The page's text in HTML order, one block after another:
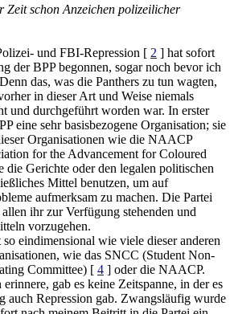
Zeit schon Anzeichen polizeilicher
und FBI-Repression [ 2 ] hat sofort
der BPP begonnen, sogar noch bevor ich
das, was die Panthers zu tun wagten,
in dieser Art und Weise niemals
und durchgeführt worden war. In erster
eine sehr basisbezogene Organisation; sie
Organisationen wie die NAACP
for the Advancement for Coloured
die Gerichte oder den legalen politischen
Mittel benutzen, um auf
aufmerksam zu machen. Die Partei
ihr zur Verfügung stehenden und
vorzugehen.
eindimensional wie viele dieser anderen
wie das SNCC (Student Non-
Committee) [ 4 ] oder die NAACP.
gab es keine Zeitspanne, in der es
auch Repression gab. Zwangsläufig wurde